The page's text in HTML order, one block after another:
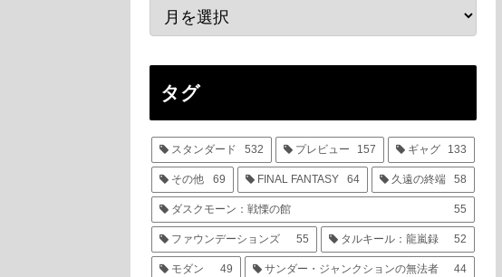
タグ
スタンダード 532 プレビュー 157 ギャグ 133
その他 69 FINAL FANTASY 64 久遠の終端 58
ダスクモーン：戦慄の館 55
ファウンデーションズ 55 タルキール：龍嵐録 52
モダン 49 サンダー・ジャンクションの無法者 44